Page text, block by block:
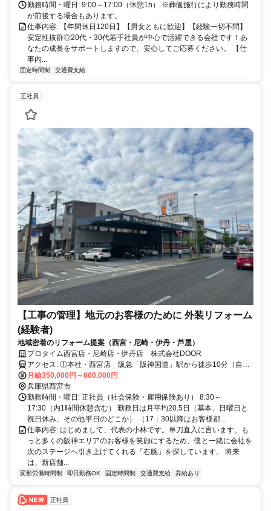
勤務時間・曜日: 9:00～17:00（休憩1h） ※葬儀施行により勤務時間
が前後する場合もあります。
仕事内容: 【年間休日120日】【男女ともに歓迎】【経験一切不問】
安定性抜群◎20代・30代若手社員が中心で活躍できる会社です！あ
なたの成長をサポートしますので、安心してご応募ください。 【仕
事内...
固定時間制 交通費支給
正社員
【工事の管理】地元のお客様のために 外装リフォーム
(経験者)
地域密着のリフォーム提案（西宮・尼崎・伊丹・芦屋）
プロタイム西宮店・尼崎店・伊丹店 株式会社DOOR
アクセス: ①本社・西宮店 阪急「阪神国道」駅から徒歩10分（自転
車、バイク、車通勤OK） ②尼崎塚口店 阪急塚口駅から徒歩15分
（自転車、バイク通勤OK、車通勤要相談） ③伊丹店 阪急伊丹駅か
ら徒歩20分（自転車、バイク通勤OK） ※会社の駐車場あります。車
通勤もご相談ください
月給350,000円～600,000円
兵庫県西宮市
勤務時間・曜日: 正社員（社会保険・雇用保険あり） 8:30～
17:30（内1時間休憩含む） 勤務日は月平均20.5日（基本、日曜日と
祝日休み、その他平日のどこか） （17：30以降はお客様都...
仕事内容: はじめまして、代表の小林です。単刀直入に言います。も
っと多くの阪神エリアのお客様を笑顔にするため、僕と一緒に会社を
次のステージへ引き上げてくれる「右腕」を探しています。 将来
は、新店舗...
変形労働時間制 即日勤務OK 固定時間制 交通費支給 昇給あり
正社員